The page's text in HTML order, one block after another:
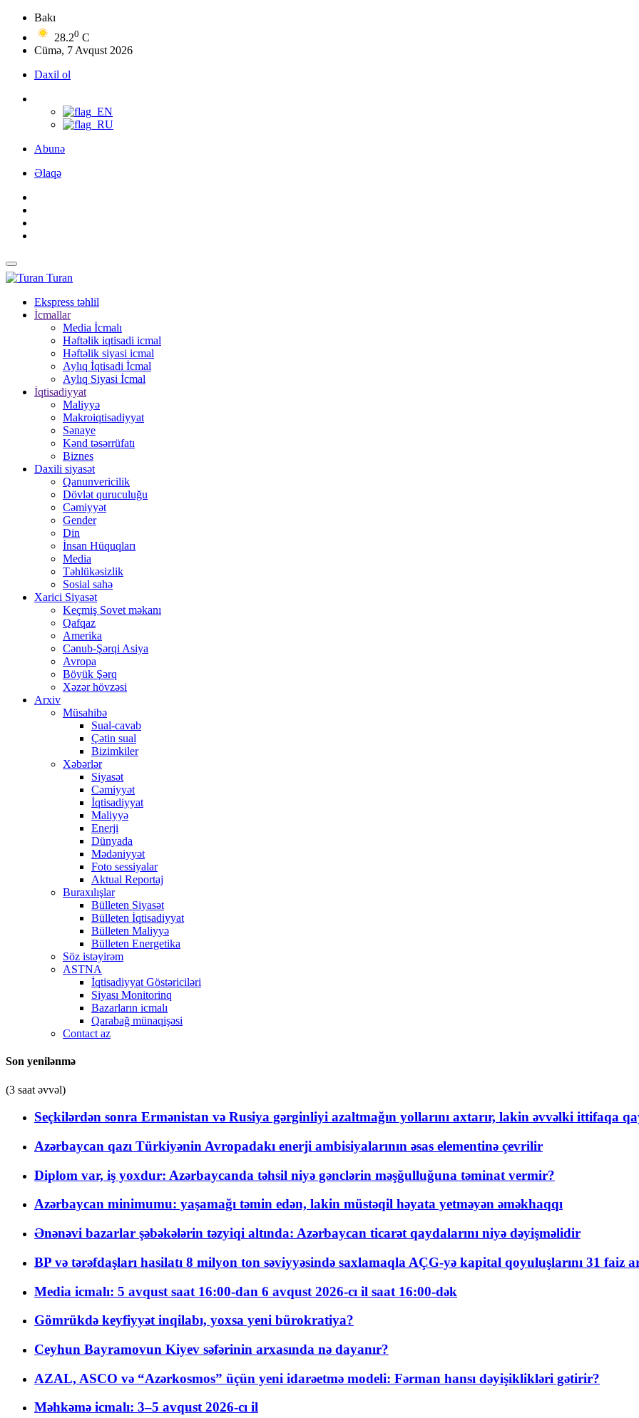
Bakı
28.20 C
Cümə, 7 Avqust 2026
Daxil ol
Abunə
Əlaqə
Turan
Ekspress təhlil
İcmallar
Media İcmalı
Həftəlik iqtisadi icmal
Həftəlik siyasi icmal
Aylıq İqtisadi İcmal
Aylıq Siyasi İcmal
İqtisadiyyat
Maliyyə
Makroiqtisadiyyat
Sənaye
Kənd təsərrüfatı
Biznes
Daxili siyasət
Qanunvericilik
Dövlət quruculuğu
Cəmiyyət
Gender
Din
İnsan Hüquqları
Media
Təhlükəsizlik
Sosial sahə
Xarici Siyasət
Keçmiş Sovet məkanı
Qafqaz
Amerika
Cənub-Şərqi Asiya
Avropa
Böyük Şərq
Xəzər hövzəsi
Arxiv
Müsahibə
Sual-cavab
Çətin sual
Bizimkiler
Xəbərlər
Siyasət
Cəmiyyət
İqtisadiyyat
Maliyyə
Enerji
Dünyada
Mədəniyyət
Foto sessiyalar
Aktual Reportaj
Buraxılışlar
Bülleten Siyasət
Bülleten İqtisadiyyat
Bülleten Maliyyə
Bülleten Energetika
Söz istəyirəm
ASTNA
İqtisadiyyat Göstəriciləri
Siyası Monitorinq
Bazarların icmalı
Qarabağ münaqişəsi
Contact az
Son yenilənmə
(3 saat əvvəl)
Seçkilərdən sonra Ermənistan və Rusiya gərginliyi azaltmağın yollarını axtarır, lakin əvvəlki ittifaqa
Azərbaycan qazı Türkiyənin Avropadakı enerji ambisiyalarının əsas elementinə çevrilir
Diplom var, iş yoxdur: Azərbaycanda təhsil niyə gənclərin məşğulluğuna təminat vermir?
Azərbaycan minimumu: yaşamağı təmin edən, lakin müstəqil həyata yetməyən əməkhaqqı
Ənənəvi bazarlar şəbəkələrin təzyiqi altında: Azərbaycan ticarət qaydalarını niyə dəyişməlidir
BP və tərəfdaşları hasilatı 8 milyon ton səviyyəsində saxlamaqla AÇG-yə kapital qoyuluşlarını 31 faiz
Media icmalı: 5 avqust saat 16:00-dan 6 avqust 2026-cı il saat 16:00-dək
Gömrükdə keyfiyyət inqilabı, yoxsa yeni bürokratiya?
Ceyhun Bayramovun Kiyev səfərinin arxasında nə dayanır?
AZAL, ASCO və “Azərkosmos” üçün yeni idarəetmə modeli: Fərman hansı dəyişiklikləri gətirir?
Məhkəmə icmalı: 3–5 avqust 2026-cı il